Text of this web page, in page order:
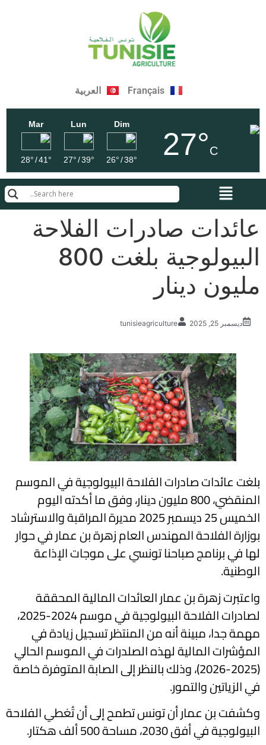
Français العربية
27°C
Dim
38°
/
26°
Lun
39°
/
27°
Mar
41°
/
28°
عائدات صادرات الفلاحة
البيولوجية بلغت 800
مليون دينار
ديسمبر 25, 2025 tunisieagriculture
بلغت عائدات صادرات الفلاحة البيولوجية في الموسم
المنقضي، 800 مليون دينار، وفق ما أكدته اليوم
الخميس 25 ديسمبر 2025 مديرة المراقبة والاسترشاد
بوزارة الفلاحة المهندس العام زهرة بن عمار في حوار
لها في برنامج صباحنا تونسي على موجات الإذاعة
الوطنية.
واعتبرت زهرة بن عمار العائدات المالية المحققة
لصادرات الفلاحة البيولوجية في موسم 2024-2025،
مهمة جدا، مبينة أنه من المنتظر تسجيل زيادة في
المؤشرات المالية لهذه الصلدرات في الموسم الحالي
(2025-2026)، وذلك بالنظر إلى الصابة المتوفرة خاصة
في الزياتين والتمور.
وكشفت بن عمار أن تونس تطمح إلى أن تُغطي الفلاحة
البيولوجية في أفق 2030، مساحة 500 ألف هكتار.